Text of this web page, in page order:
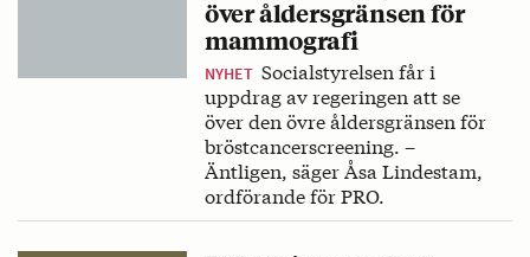
över åldersgränsen för
mammografi
NYHET Socialstyrelsen får i
uppdrag av regeringen att se
över den övre åldersgränsen för
bröstcancerscreening. –
Äntligen, säger Åsa Lindestam,
ordförande för PRO.